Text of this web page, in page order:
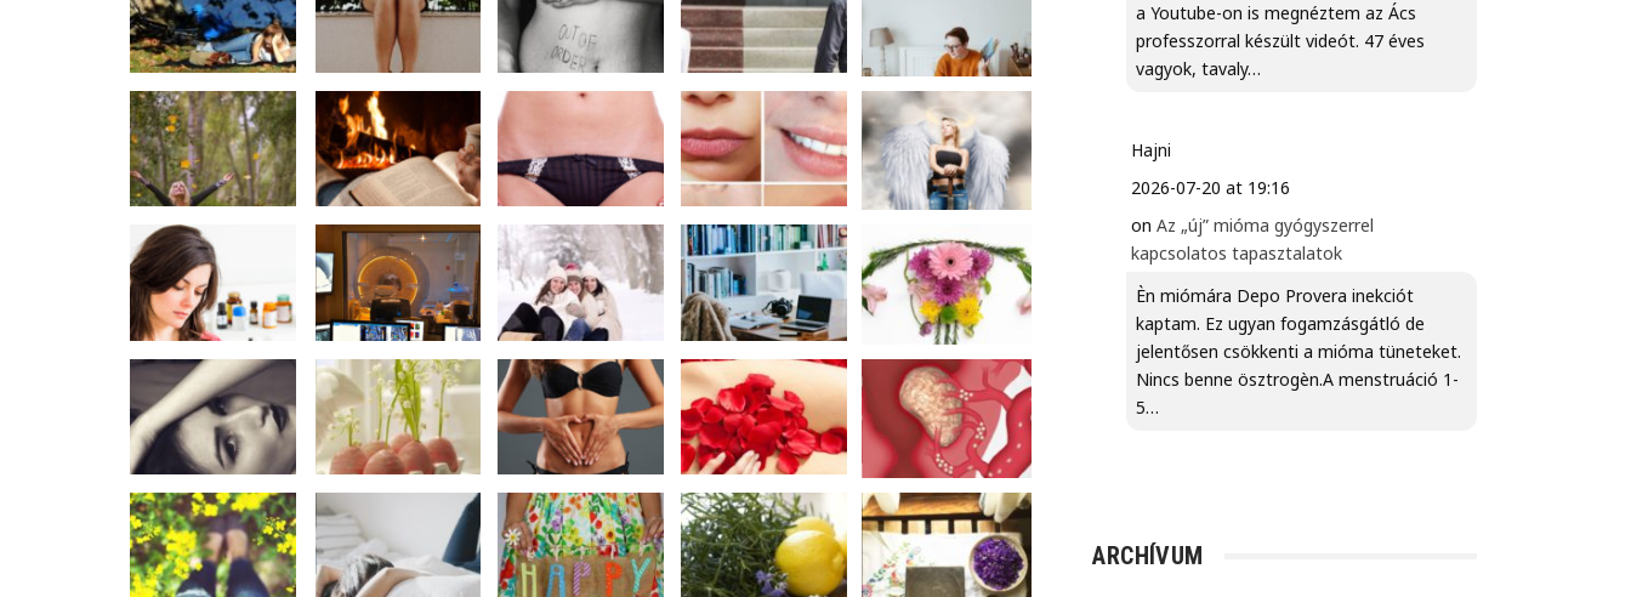
a Youtube-on is megnéztem az Ács
professzorral készült videót. 47 éves
vagyok, tavaly…
Hajni
2026-07-20 at 19:16
onAz „új” mióma gyógyszerrel
kapcsolatos tapasztalatok
Èn miómára Depo Provera inekciót
kaptam. Ez ugyan fogamzásgátló de
jelentősen csökkenti a mióma tüneteket.
Nincs benne ösztrogèn.A menstruáció 1-
5…
ARCHÍVUM